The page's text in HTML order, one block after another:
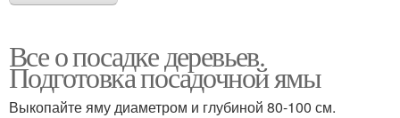
Все о посадке деревьев.
Подготовка посадочной ямы
Выкопайте яму диаметром и глубиной 80-100 см.